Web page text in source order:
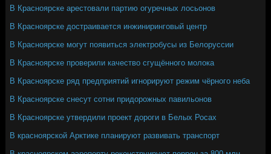
В Красноярске арестовали партию огуречных лосьонов
В Красноярске достраивается инжиниринговый центр
В Красноярске могут появиться электробусы из Белоруссии
В Красноярске проверили качество сгущённого молока
В Красноярске ряд предприятий игнорируют режим чёрного неба
В Красноярске снесут сотни придорожных павильонов
В Красноярске утвердили проект дороги в Белых Росах
В красноярской Арктике планируют развивать транспорт